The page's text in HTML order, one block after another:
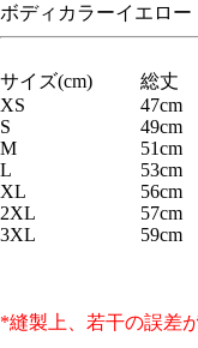
ボディカラーイエロー
サイズ(cm) 総丈
XS
47cm
S
49cm
M
51cm
L
53cm
XL
56cm
2XL
57cm
3XL
59cm
*縫製上、若干の誤差